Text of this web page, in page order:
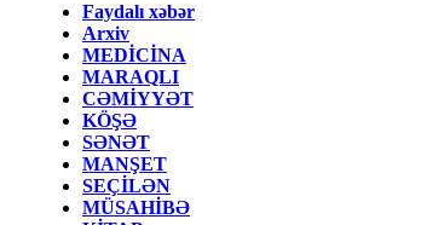
Faydalı xəbər
Arxiv
MEDİCİNA
MARAQLI
CƏMİYYƏT
KÖŞƏ
SƏNƏT
MANŞET
SEÇİLƏN
MÜSAHİBƏ